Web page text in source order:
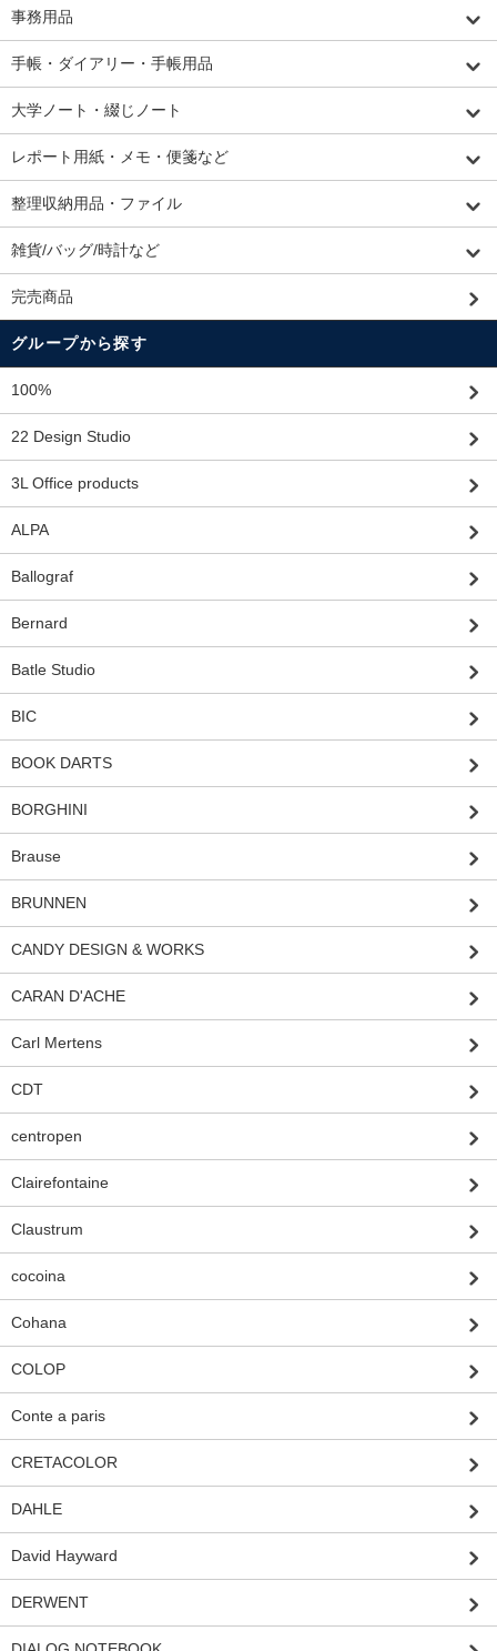
事務用品
手帳・ダイアリー・手帳用品
大学ノート・綴じノート
レポート用紙・メモ・便箋など
整理収納用品・ファイル
雑貨/バッグ/時計など
完売商品
グループから探す
100%
22 Design Studio
3L Office products
ALPA
Ballograf
Bernard
Batle Studio
BIC
BOOK DARTS
BORGHINI
Brause
BRUNNEN
CANDY DESIGN & WORKS
CARAN D'ACHE
Carl Mertens
CDT
centropen
Clairefontaine
Claustrum
cocoina
Cohana
COLOP
Conte a paris
CRETACOLOR
DAHLE
David Hayward
DERWENT